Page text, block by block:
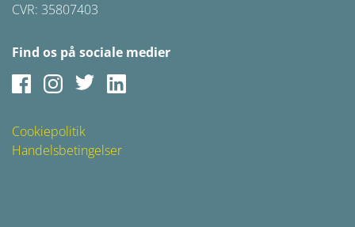
CVR: 35807403
Find os på sociale medier
FacebookInstagram
Twitter
Cookiepolitik
Handelsbetingelser